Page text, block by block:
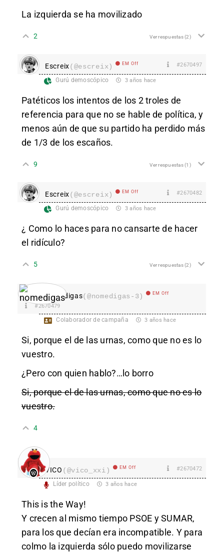
La izquierda se ha movilizado
2 Ver respuestas(2)
Escreix(@escreix) EM Off #2670497
Gurú demoscópico 3 años hace
Patéticos los intentos de los 2 troles de
referencia para que no se hable de política, y
menos aún de que su partido ha perdido más
de 1/3 de los escaños.
9 Ver respuestas(1)
Escreix(@escreix) EM Off #2670482
Gurú demoscópico 3 años hace
¿ Como lo haces para no cansarte de hacer
el ridículo?
5 Ver respuestas(2)
nomedigas(@nomedigas-3) EM Off
#2670479
Colaborador de campaña 3 años hace
Si, porque el de las urnas, como que no es lo
vuestro.
¿Pero con quien hablo?…lo borro
Si, porque el de las urnas, como que no es lo
vuestro.
4
VICO (@vico_xxi) EM Off #2670472
Líder político 3 años hace
This is the Way!
Y crecen al mismo tiempo PSOE y SUMAR,
para los que decían era incompatible. Y para
colmo la izquierda sólo puedo movilizarse